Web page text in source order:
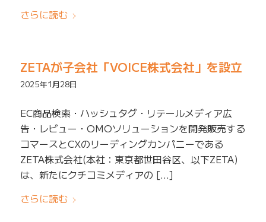
さらに読む
ZETAが子会社「VOICE株式会社」を設立
2025年1月28日
EC商品検索・ハッシュタグ・リテールメディア広
告・レビュー・OMOソリューションを開発販売する
コマースとCXのリーディングカンパニーである
ZETA株式会社(本社：東京都世田谷区、以下ZETA)
は、新たにクチコミメディアの […]
さらに読む